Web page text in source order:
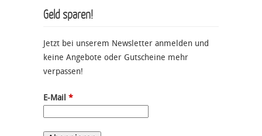
Geld sparen!
Jetzt bei unserem Newsletter anmelden und
keine Angebote oder Gutscheine mehr
verpassen!
E-Mail *